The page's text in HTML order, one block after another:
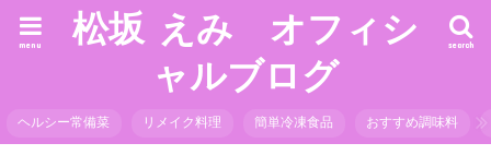
松坂 えみ オフィシ
ャルブログ
search
menu
ヘルシー常備菜 リメイク料理 簡単冷凍食品 おすすめ調味料